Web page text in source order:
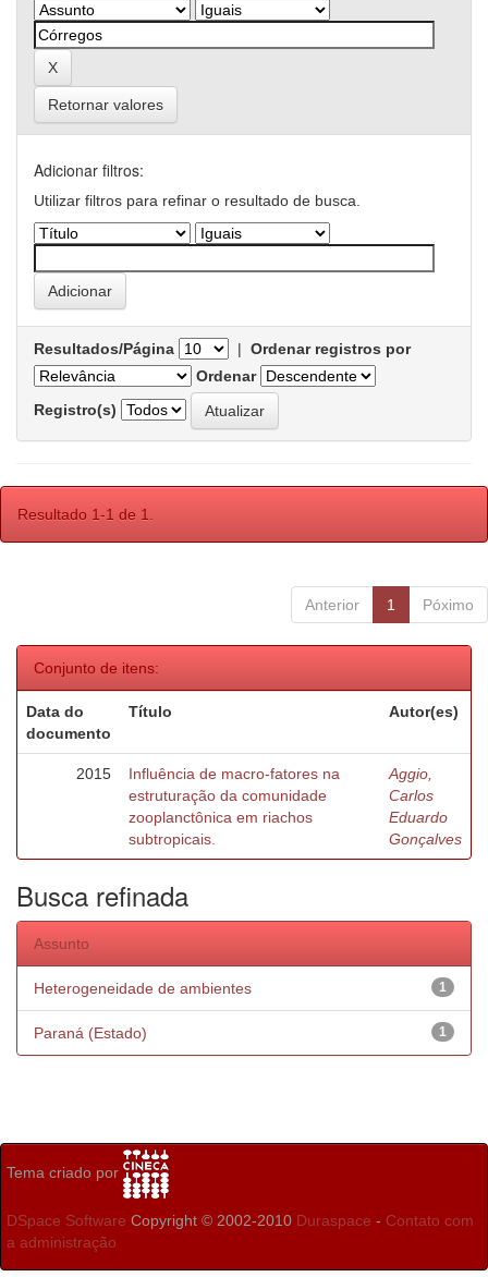
Retornar valores
Adicionar filtros:
Utilizar filtros para refinar o resultado de busca.
Resultados/Página | Ordenar registros por
Ordenar
Registro(s)
Resultado 1-1 de 1.
Anterior 1 Póximo
Conjunto de itens:
Data do
documento
Título Autor(es)
2015
Influência de macro-fatores na
estruturação da comunidade
zooplanctônica em riachos
subtropicais.
Aggio,
Carlos
Eduardo
Gonçalves
Busca refinada
Assunto
1
Heterogeneidade de ambientes
1
Paraná (Estado)
Tema criado por
DSpace Software Copyright © 2002-2010 Duraspace - Contato com
a administração